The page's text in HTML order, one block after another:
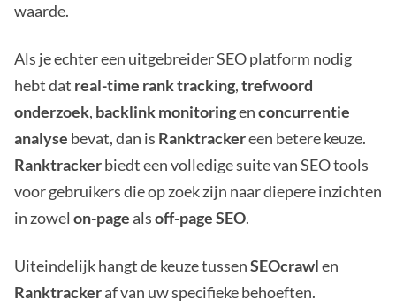
waarde.
Als je echter een uitgebreider SEO platform nodig
hebt dat real-time rank tracking,trefwoord
onderzoek, backlink monitoringenconcurrentie
analyse bevat, dan is Ranktrackereen betere keuze.
Ranktrackerbiedt een volledige suite van SEO tools
voor gebruikers die op zoek zijn naar diepere inzichten
in zowel on-page alsoff-page SEO.
Uiteindelijk hangt de keuze tussenSEOcrawlen
Ranktrackeraf van uw specifieke behoeften.